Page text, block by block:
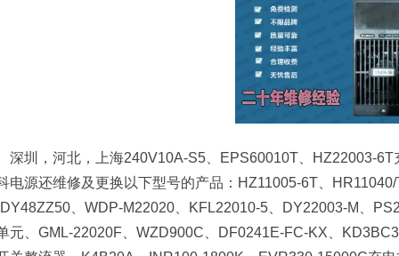
深圳，河北，上海240V10A-S5、EPS60010T、HZ22003-
电源还维修及更换以下型号的产品：HZ11005-6T、
、WDP-M22020、KFL22010-5、DY22003-M、
元、GML-22020F、WZD900C、DF0241E-FC-KX、